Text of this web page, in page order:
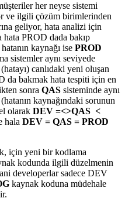
her neyse sistemi
ve ilgili çözüm birimlerinden
geliyor, hata analizi için
PROD dada bakıp
kaynağı ise PROD
sistemler aynı seviyede
canlıdaki yeni oluşan
da bakmak hata tespiti için en
sonra QAS sisteminde aynı
kaynağındaki sorunun
olarak DEV =<>QAS <
hala DEV = QAS = PROD
için yeni bir kodlama
kodunda ilgili düzelmenin
developerlar sadece DEV
kaynak koduna müdehale